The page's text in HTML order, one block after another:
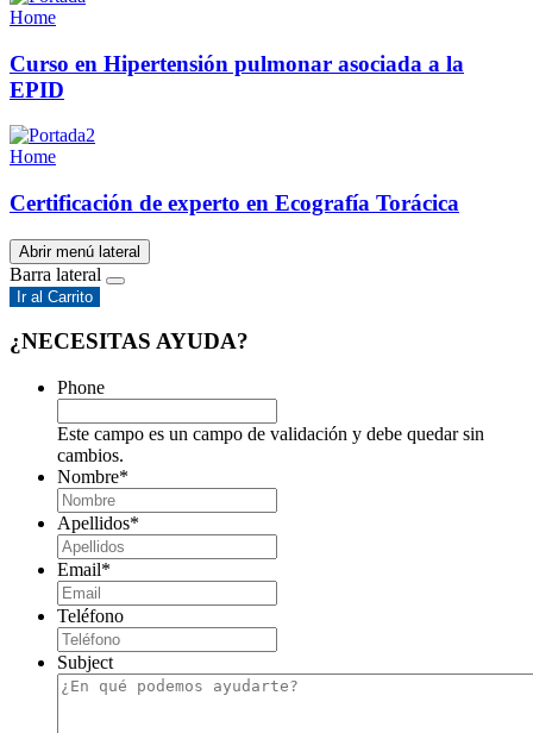
Home
Curso en Hipertensión pulmonar asociada a la
EPID
Home
Certificación de experto en Ecografía Torácica
Abrir menú lateral
Barra lateral
Ir al Carrito
¿NECESITAS AYUDA?
Phone
Este campo es un campo de validación y debe quedar sin
cambios.
Nombre*
Apellidos*
Email*
Teléfono
Subject